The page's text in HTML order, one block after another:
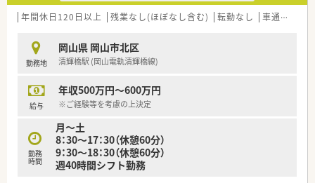
年間休日120日以上 残業なし(ほぼなし含む) 転勤なし 車通勤可
勤務地
岡山県 岡山市北区
清輝橋駅 (岡山電軌清輝橋線)
給与
年収500万円～600万円
※ご経験等を考慮の上決定
勤務
時間
月～土
8：30～17：30（休憩60分）
9：30～18：30（休憩60分）
週40時間シフト勤務